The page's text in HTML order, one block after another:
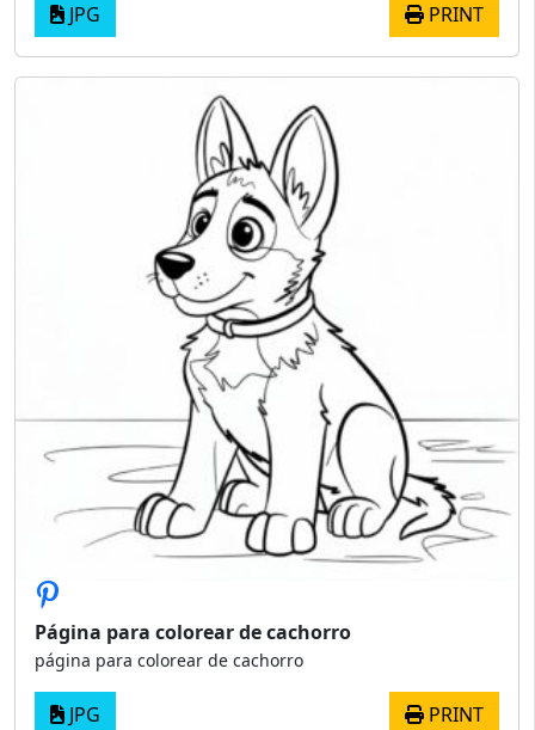
JPG PRINT
Página para colorear de cachorro
página para colorear de cachorro
JPG PRINT